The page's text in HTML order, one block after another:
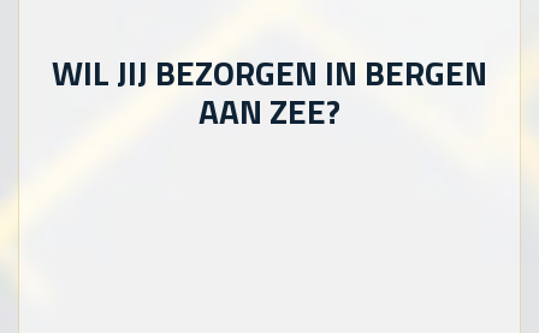
WIL JIJ BEZORGEN IN BERGEN
AAN ZEE?